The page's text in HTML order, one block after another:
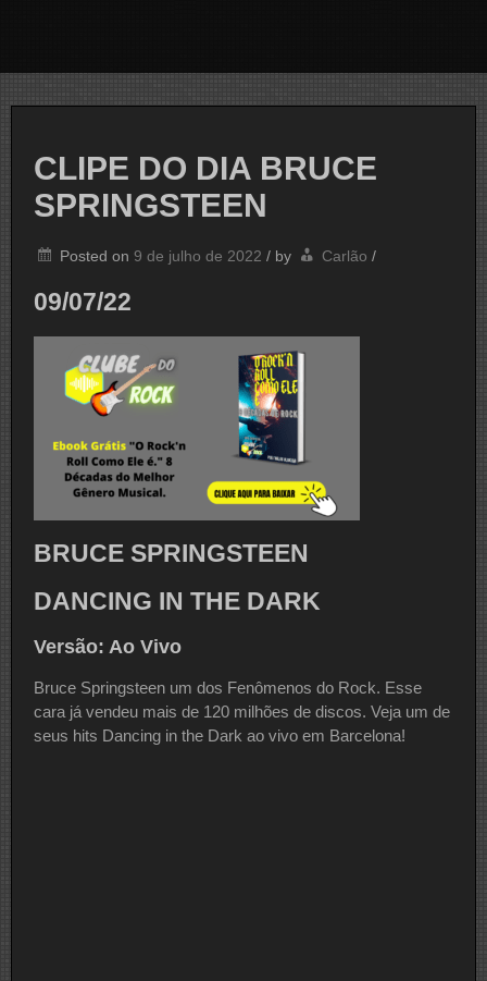
CLIPE DO DIA BRUCE
SPRINGSTEEN
Posted on 9 de julho de 2022 / by Carlão /
09/07/22
BRUCE SPRINGSTEEN
DANCING IN THE DARK
Versão: Ao Vivo
Bruce Springsteen um dos Fenômenos do Rock. Esse
cara já vendeu mais de 120 milhões de discos. Veja um de
seus hits Dancing in the Dark ao vivo em Barcelona!